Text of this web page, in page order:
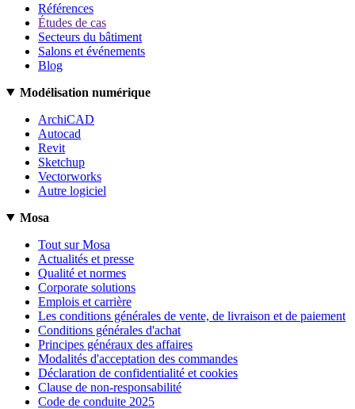
Références
Études de cas
Secteurs du bâtiment
Salons et événements
Blog
Modélisation numérique
ArchiCAD
Autocad
Revit
Sketchup
Vectorworks
Autre logiciel
Mosa
Tout sur Mosa
Actualités et presse
Qualité et normes
Corporate solutions
Emplois et carrière
Les conditions générales de vente, de livraison et de paiement
Conditions générales d'achat
Principes généraux des affaires
Modalités d'acceptation des commandes
Déclaration de confidentialité et cookies
Clause de non-responsabilité
Code de conduite 2025